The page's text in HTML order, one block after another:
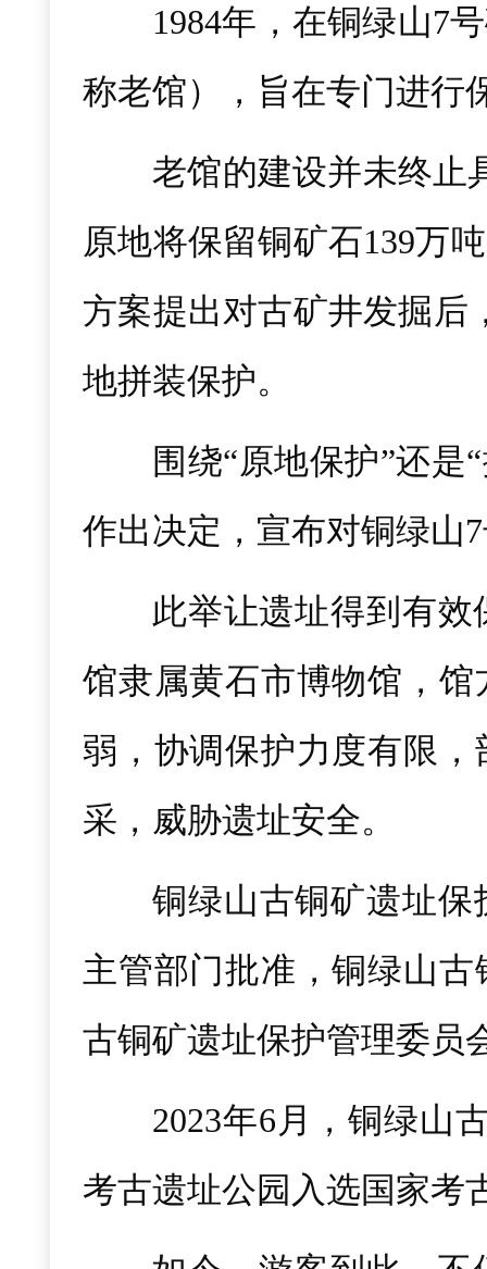
1984年，在铜绿山7
称老馆），旨在专门进行
老馆的建设并未终
原地将保留铜矿石139万
方案提出对古矿井发掘后
地拼装保护。
围绕“原地保护”还是
作出决定，宣布对铜绿山
此举让遗址得到有
馆隶属黄石市博物馆，
弱，协调保护力度有限
采，威胁遗址安全。
铜绿山古铜矿遗址保
主管部门批准，铜绿山
古铜矿遗址保护管理委员
2023年6月，铜绿山
考古遗址公园入选国家考